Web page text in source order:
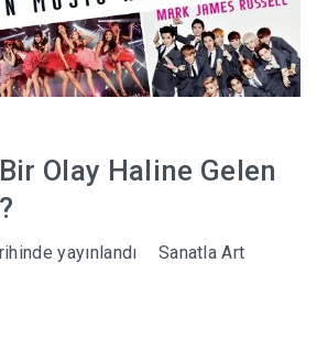
Olay Haline Gelen
yayınlandı
Sanatla Art